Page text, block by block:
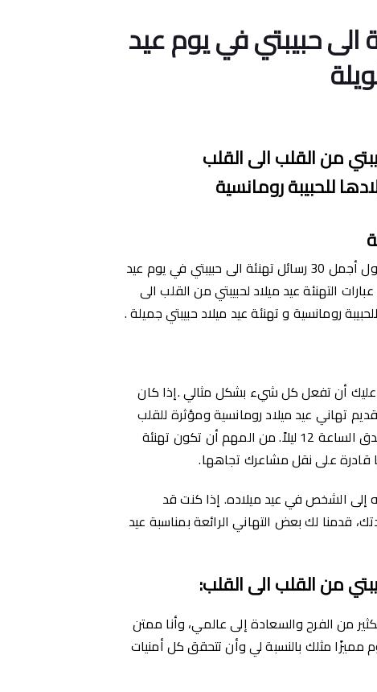
الى حبيبتي في يوم عيد
من القلب الى القلب
للحبيبة رومانسية
يقدم لكم موقع ثروتي هذا الموضوع حول أجمل 30 رسائل تهنئة الى حبيبتي في يوم عيد
التهنئة عيد ميلاد لحبيبتي من القلب الى
رومانسية و تهنئة عيد ميلاد حبيبتي جميلة .
عليك أن تفعل كل شيء بشكل مثالي .إذا كان
تهاني عيد ميلاد رومانسية ومؤثرة للقلب
لحبيبتك والتي يجب مشاركتها بمجرد أن تدق الساعة 12 ليلاً. من المهم أن تكون تهنئة
قادرة على نقل مشاعرك تجاهها.
إلى الشخص في عيد ميلاده. إذا كنت قد
قدمنا ​​لك بعض التهاني الرائعة بمناسبة عيد
من القلب الى القلب:
من الفرح والسعادة إلى عالمي، وأنا ممتن
مميزًا مثلك بالنسبة لي وأن تتحقق كل أمنيات